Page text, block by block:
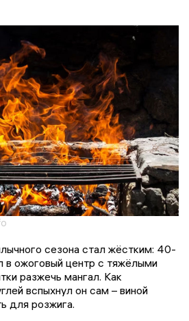
сезона стал жёстким: 40-
в ожоговый центр с тяжёлыми
разжечь мангал. Как
вспыхнул он сам – виной
для розжига.